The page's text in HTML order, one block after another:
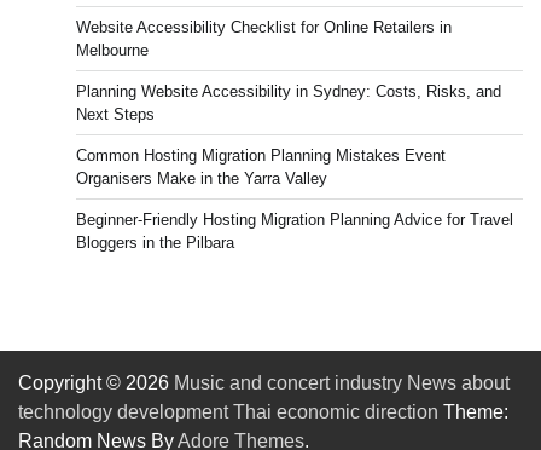
Website Accessibility Checklist for Online Retailers in
Melbourne
Planning Website Accessibility in Sydney: Costs, Risks, and
Next Steps
Common Hosting Migration Planning Mistakes Event
Organisers Make in the Yarra Valley
Beginner-Friendly Hosting Migration Planning Advice for Travel
Bloggers in the Pilbara
Copyright © 2026 Music and concert industry News about
technology development Thai economic direction Theme:
Random News ByAdore Themes.